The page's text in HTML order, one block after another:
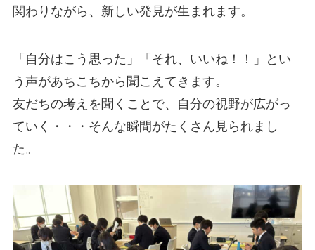
関わりながら、新しい発見が生まれます。
「自分はこう思った」「それ、いいね！！」とい
う声があちこちから聞こえてきます。
友だちの考えを聞くことで、自分の視野が広がっ
ていく・・・そんな瞬間がたくさん見られまし
た。